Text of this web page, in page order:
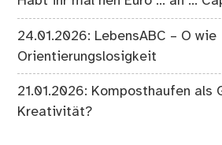
24.01.2026: LebensABC – O wie
Orientierungslosigkeit
21.01.2026: Komposthaufen als
Kreativität?